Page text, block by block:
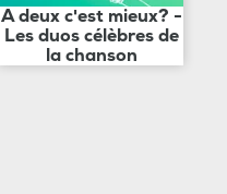
A deux c'est mieux? -
Les duos célèbres de
la chanson